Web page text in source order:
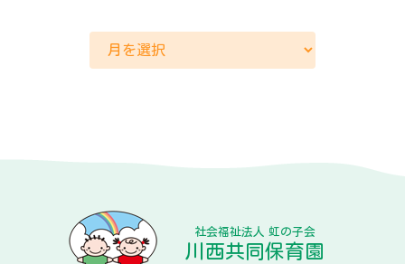
社会福祉法人 虹の子会
川西共同保育園